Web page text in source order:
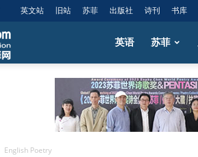
英文站 旧站 苏菲 出版社 诗刊 书库
英语 苏菲
English Poetry